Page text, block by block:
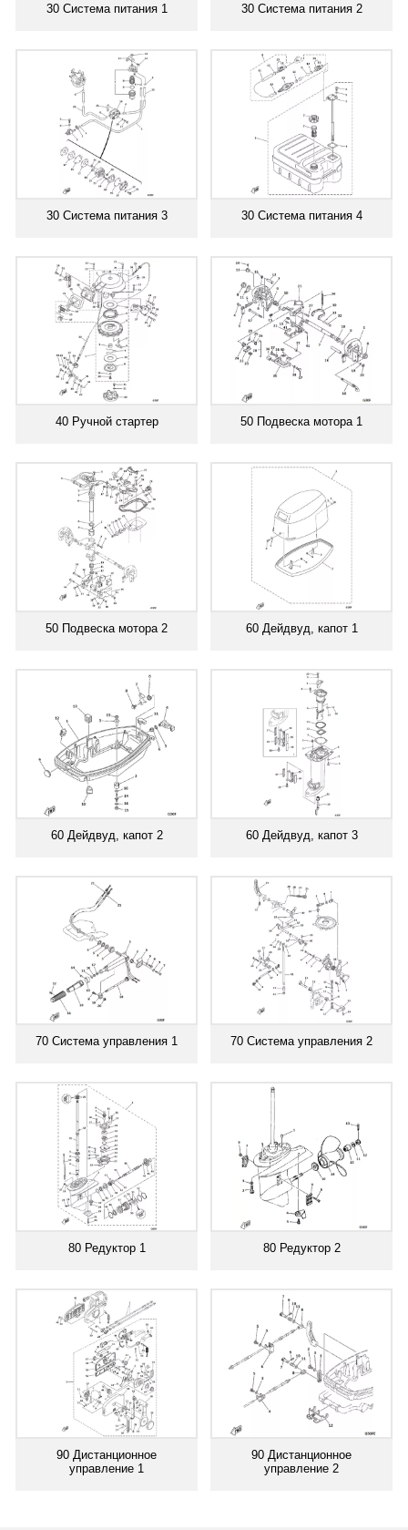
30 Система питания 1 30 Система питания 2
30 Система питания 3 30 Система питания 4
40 Ручной стартер 50 Подвеска мотора 1
50 Подвеска мотора 2 60 Дейдвуд, капот 1
60 Дейдвуд, капот 2 60 Дейдвуд, капот 3
70 Система управления 1 70 Система управления 2
80 Редуктор 1 80 Редуктор 2
90 Дистанционное
управление 1
90 Дистанционное
управление 2